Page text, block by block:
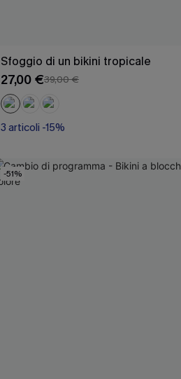
Sfoggio di un bikini tropicale
27,00 €39,00 €
3 articoli -15%
-51%